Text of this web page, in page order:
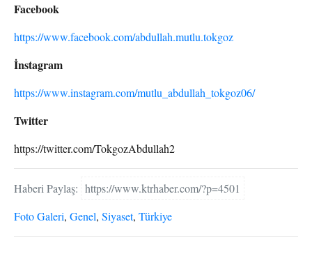
Facebook
https://www.facebook.com/abdullah.mutlu.tokgoz
İnstagram
https://www.instagram.com/mutlu_abdullah_tokgoz06/
Twitter
https://twitter.com/TokgozAbdullah2
Haberi Paylaş: https://www.ktrhaber.com/?p=4501
Foto Galeri, Genel, Siyaset, Türkiye